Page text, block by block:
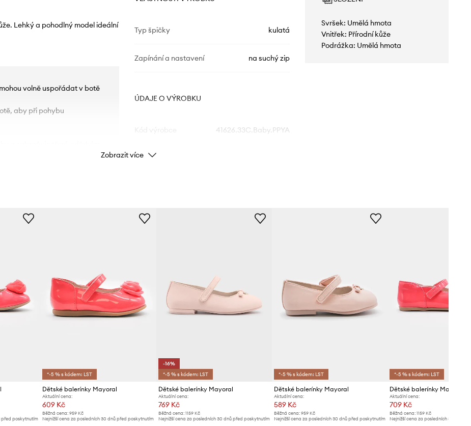
Lehký a pohodlný model ideální
volně uspořádat v botě
aby při pohybu
Typ špičky kulatá
Zapínání a nastavení na suchý zip
ÚDAJE O VÝROBKU
41626.33C.Baby.PPYA
Barva
Výrobce
Svršek: Umělá hmota
Vnitřek: Přírodní kůže
Podrážka: Umělá hmota
Zobrazit více
před poskytnutím
*-5 % s kódem: LST
Dětské balerínky Mayoral
Aktuální cena:
609 Kč
Běžná cena: 959 Kč
Nejnižší cena za posledních 30 dnů před poskytnutím
-16%
*-5 % s kódem: LST
Dětské balerínky Mayoral
Aktuální cena:
769 Kč
Běžná cena: 1159 Kč
Nejnižší cena za posledních 30 dnů před poskytnutím
*-5 % s kódem: LST
Dětské balerínky Mayoral
Aktuální cena:
589 Kč
Běžná cena:959 Kč
Nejnižší cena za posledních 30 dnů před poskytnutím
*-5 % s kódem: LST
Dětské balerínky Mayoral
Aktuální cena:
709 Kč
Běžná cena: 1159 Kč
Nejnižší cena za posledních 30 dnů